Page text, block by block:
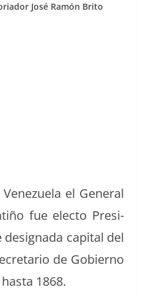
José Ramón Brito
el Gen­er­al
fue elec­to Pres­i­
cap­i­tal del
de Gob­ier­no
1868.